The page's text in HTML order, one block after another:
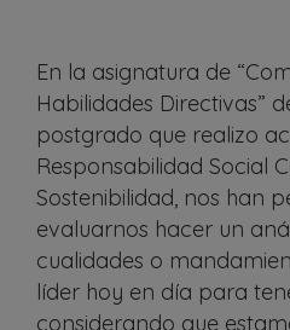
En la asignatura de
Habilidades Directivas”
postgrado que realizo
Responsabilidad Social
Sostenibilidad, nos han
evaluarnos hacer un
cualidades o
líder hoy en día para
considerando que